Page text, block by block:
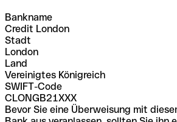
Bankname
Credit London
Stadt
London
Land
Vereinigtes Königreich
SWIFT-Code
CLONGB21XXX
Bevor Sie eine Überweisung mit